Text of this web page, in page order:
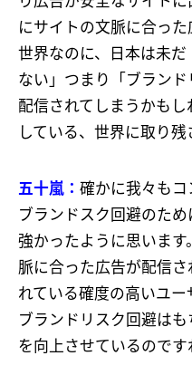
にサイトの文脈に合っ
世界なのに、日本は未
ない」つまり「ブラン
配信されてしまうかも
している、世界に取り残
五十嵐： 確かに我々も
ブランドスク回避のた
強かったように思いま
脈に合った広告が配信
れている確度の高いユー
ブランドリスク回避は
を向上させているのです